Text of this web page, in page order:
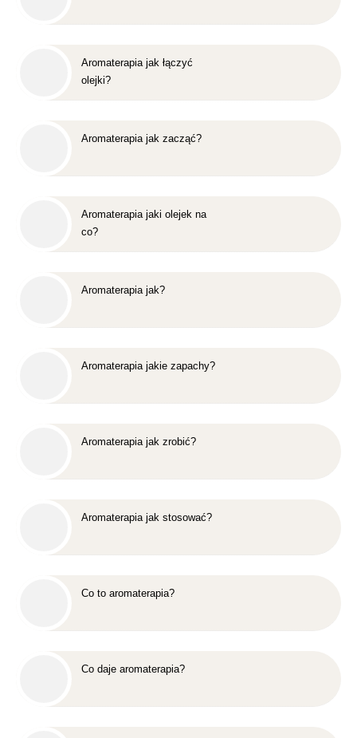
Aromaterapia jak łączyć
olejki?
Aromaterapia jak zacząć?
Aromaterapia jaki olejek na
co?
Aromaterapia jak?
Aromaterapia jakie zapachy?
Aromaterapia jak zrobić?
Aromaterapia jak stosować?
Co to aromaterapia?
Co daje aromaterapia?